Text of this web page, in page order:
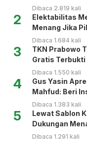
Dibaca 2.819 kali
2
Elektabilitas
Menang Jika
Dibaca 1.684 kali
3
TKN Prabowo
Gratis Terbukti
Dibaca 1.550 kali
4
Gus Yasin
Mahfud: Beri
Dibaca 1.383 kali
5
Lewat Sablon
Dukungan
Dibaca 1.291 kali